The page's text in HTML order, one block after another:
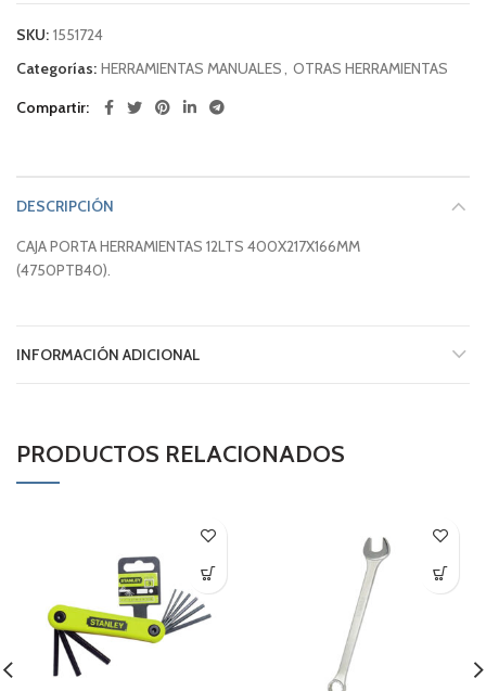
SKU: 1551724
Categorías: HERRAMIENTAS MANUALES, OTRAS HERRAMIENTAS
Compartir
DESCRIPCIÓN
CAJA PORTA HERRAMIENTAS 12LTS 400X217X166MM
(4750PTB40).
INFORMACIÓN ADICIONAL
PRODUCTOS RELACIONADOS